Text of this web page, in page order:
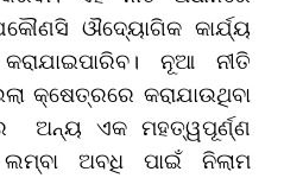
ଔଦ୍ୟୋଗିକ କାର୍ଯ୍ୟ
ନୂଆ ନୀତି
କ୍ଷେତ୍ରରେ କରାଯାଉଥିବା
ଅନ୍ୟ ଏକ ମହତ୍ୱପୂର୍ଣ୍ଣ
ଅବଧି ପାଇଁ ନିଲାମ